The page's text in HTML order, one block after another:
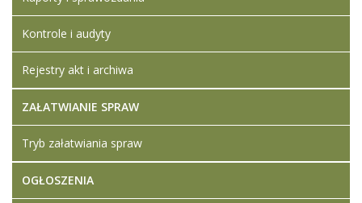
Kontrole i audyty
Rejestry akt i archiwa
ZAŁATWIANIE SPRAW
Tryb załatwiania spraw
OGŁOSZENIA